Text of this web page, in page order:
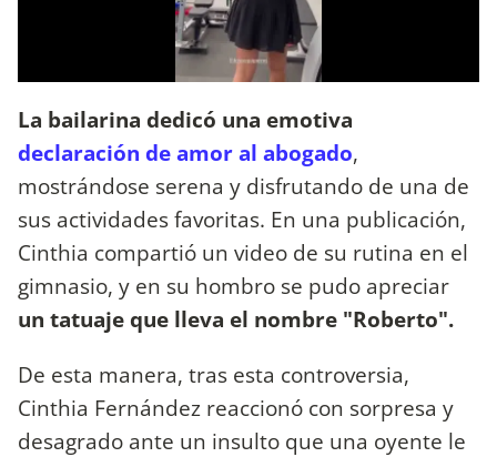
La bailarina dedicó una emotiva
declaración de amor al abogado,
mostrándose serena y disfrutando de una de
sus actividades favoritas. En una publicación,
Cinthia compartió un video de su rutina en el
gimnasio, y en su hombro se pudo apreciar
un tatuaje que lleva el nombre "Roberto".
De esta manera, tras esta controversia,
Cinthia Fernández reaccionó con sorpresa y
desagrado ante un insulto que una oyente le